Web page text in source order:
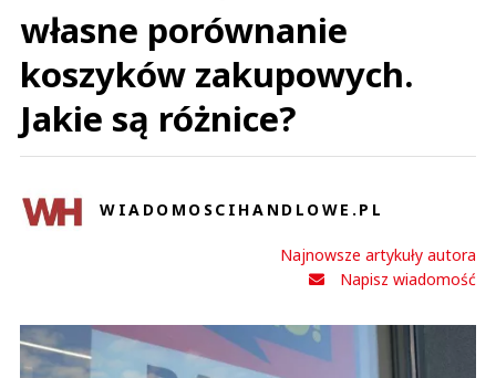
własne porównanie
koszyków zakupowych.
Jakie są różnice?
WIADOMOSCIHANDLOWE.PL
Najnowsze artykuły autora
Napisz wiadomość